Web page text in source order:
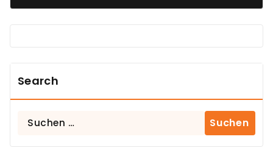
Search
Suchen